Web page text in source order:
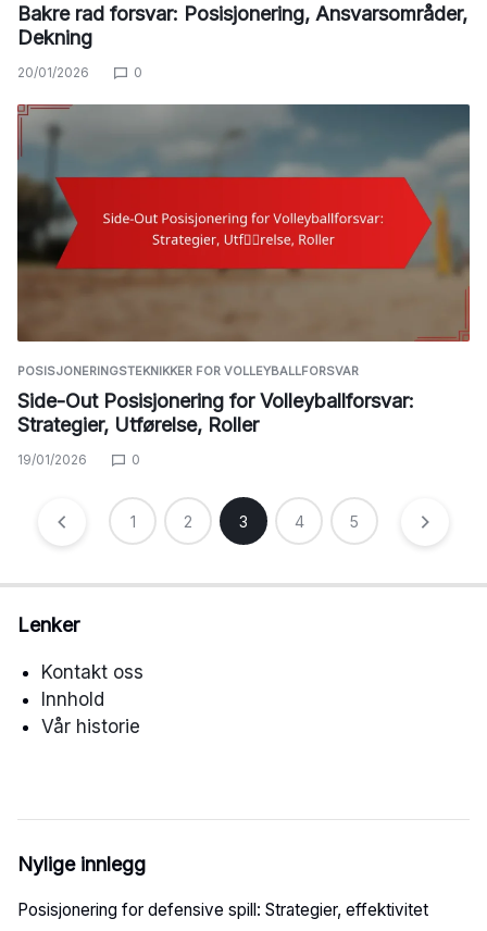
Bakre rad forsvar: Posisjonering, Ansvarsområder,
Dekning
20/01/2026 0
POSISJONERINGSTEKNIKKER FOR VOLLEYBALLFORSVAR
Side-Out Posisjonering for Volleyballforsvar:
Strategier, Utførelse, Roller
19/01/2026 0
Posts
pagination
1 2 3 4 5
Lenker
Kontakt oss
Innhold
Vår historie
Nylige innlegg
Posisjonering for defensive spill: Strategier, effektivitet